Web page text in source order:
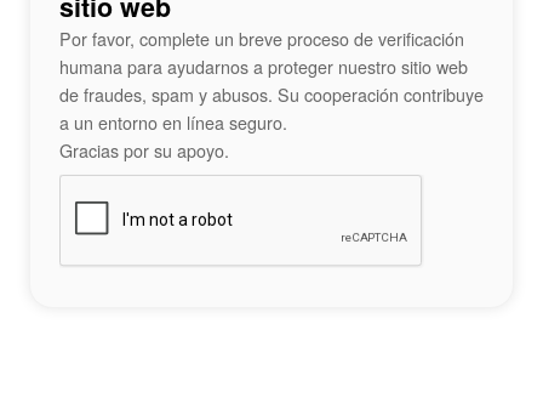
Por favor, complete un breve proceso de verificación
humana para ayudarnos a proteger nuestro sitio web
de fraudes, spam y abusos. Su cooperación contribuye
a un entorno en línea seguro.
Gracias por su apoyo.